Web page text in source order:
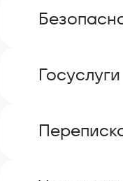
Госуслуги